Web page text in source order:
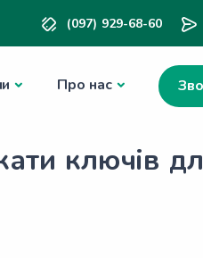
(097) 929-68-60
Про нас
ключів